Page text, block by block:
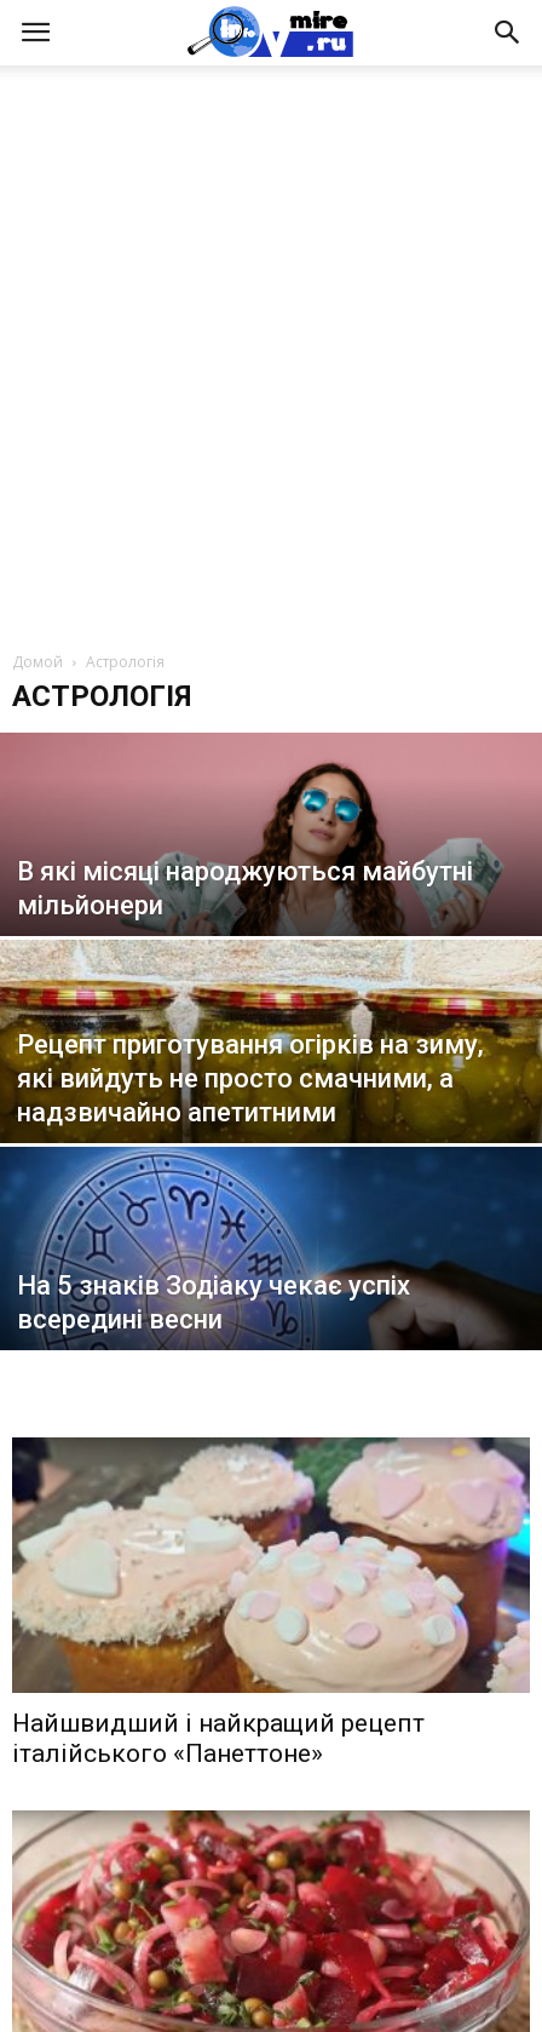
Домой Астрологія
АСТРОЛОГІЯ
В які місяці народжуються майбутні
мільйонери
Рецепт приготування огірків на зиму,
які вийдуть не просто смачними, а
надзвичайно апетитними
На 5 знаків Зодіаку чекає успіх
всередині весни
Найшвидший і найкращий рецепт
італійського «Панеттоне»